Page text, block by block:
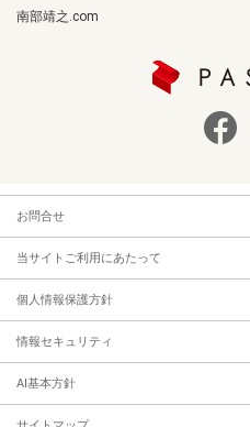
南部靖之.com
お問合せ
当サイトご利用にあたって
個人情報保護方針
情報セキュリティ
AI基本方針